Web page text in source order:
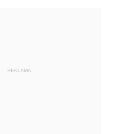
REKLAMA